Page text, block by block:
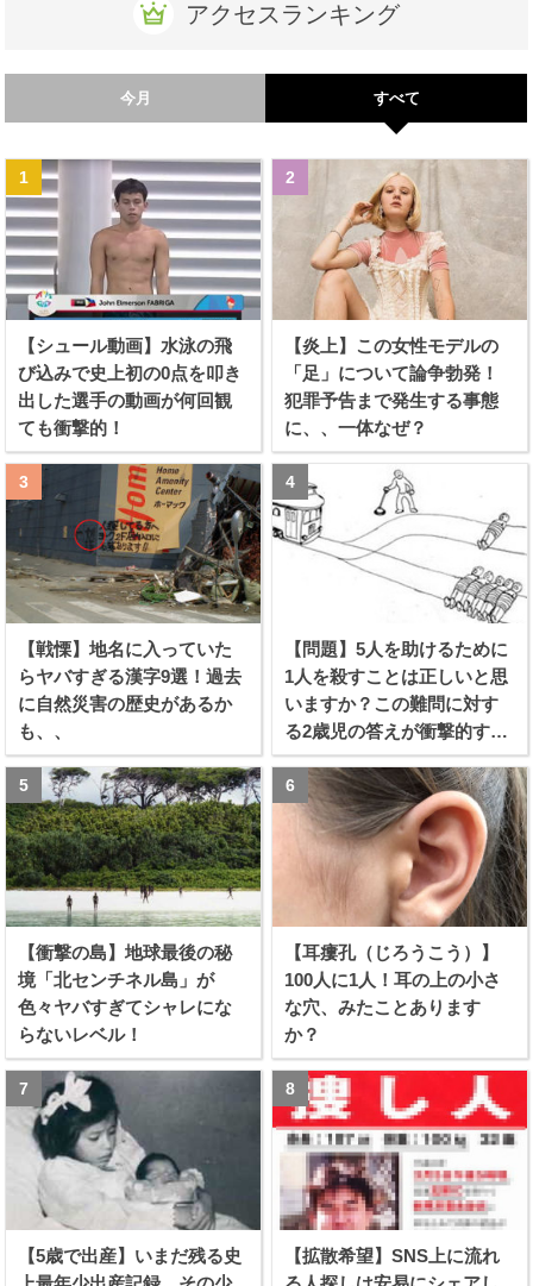
アクセスランキング
今月 すべて
【シュール動画】水泳の飛
び込みで史上初の0点を叩き
出した選手の動画が何回観
ても衝撃的！
【炎上】この女性モデルの
「足」について論争勃発！
犯罪予告まで発生する事態
に、、一体なぜ？
【戦慄】地名に入っていた
らヤバすぎる漢字9選！過去
に自然災害の歴史があるか
も、、
【問題】5人を助けるために
1人を殺すことは正しいと思
いますか？この難問に対す
る2歳児の答えが衝撃的すぎ
る！！
【衝撃の島】地球最後の秘
境「北センチネル島」が
色々ヤバすぎてシャレにな
らないレベル！
【耳瘻孔（じろうこう）】
100人に1人！耳の上の小さ
な穴、みたことあります
か？
【5歳で出産】いまだ残る史
【拡散希望】SNS上に流れ